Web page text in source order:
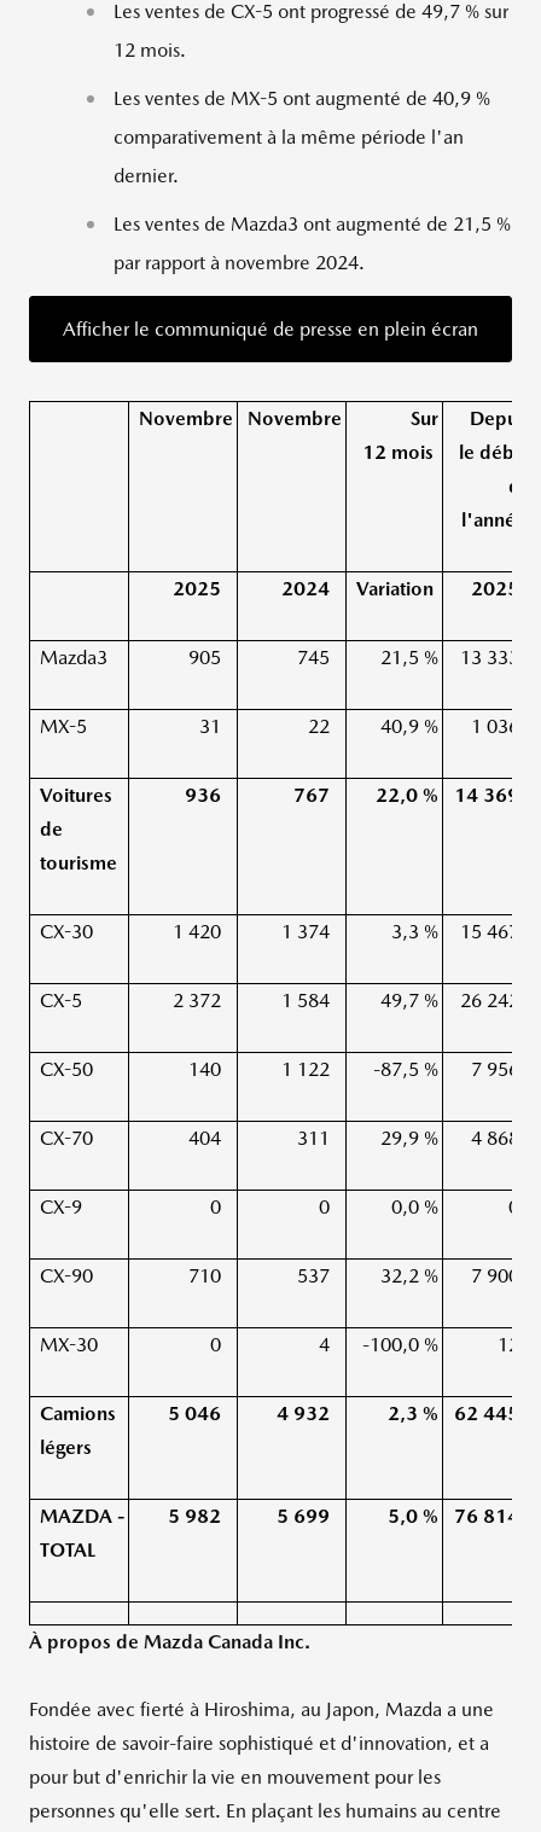
Les ventes de CX-5 ont progressé de 49,7 % sur
12 mois.
Les ventes de MX-5 ont augmenté de 40,9 %
comparativement à la même période l'an
dernier.
Les ventes de Mazda3 ont augmenté de 21,5 %
par rapport à novembre 2024.
Afficher le communiqué de presse en plein écran
Novembre Novembre
Sur
12 mois
Depuis
le début
de
l'année
2025 2024 Variation 2025
Mazda3 905 745 21,5 % 13 333
MX-5 31 22 40,9 % 1 036
Voitures
de
tourisme
936 767 22,0 % 14 369
CX-30 1 420 1 374 3,3 % 15 467
CX-5 2 372 1 584 49,7 % 26 242
CX-50 140 1 122 -87,5 % 7 956
CX-70 404 311 29,9 % 4 868
CX-9 0 0 0,0 % 0
CX-90 710 537 32,2 % 7 900
MX-30 0 4 -100,0 % 12
Camions
légers
5 046 4 932 2,3 % 62 445
MAZDA -
TOTAL
5 982 5 699 5,0 % 76 814
À propos de Mazda Canada Inc.
Fondée avec fierté à Hiroshima, au Japon, Mazda a une
histoire de savoir-faire sophistiqué et d'innovation, et a
pour but d'enrichir la vie en mouvement pour les
personnes qu'elle sert. En plaçant les humains au centre